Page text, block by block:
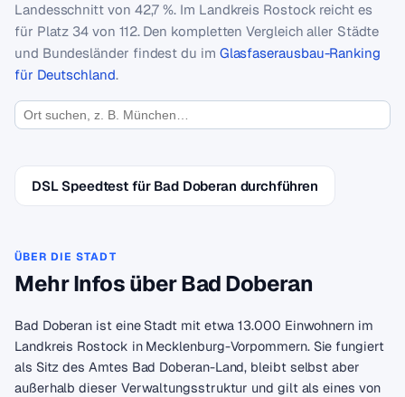
Landesschnitt von 42,7 %. Im Landkreis Rostock reicht es
für Platz 34 von 112. Den kompletten Vergleich aller Städte
und Bundesländer findest du im Glasfaserausbau-Ranking
für Deutschland.
DSL Speedtest für Bad Doberan durchführen
ÜBER DIE STADT
Mehr Infos über Bad Doberan
Bad Doberan ist eine Stadt mit etwa 13.000 Einwohnern im
Landkreis Rostock in Mecklenburg-Vorpommern. Sie fungiert
als Sitz des Amtes Bad Doberan-Land, bleibt selbst aber
außerhalb dieser Verwaltungsstruktur und gilt als eines von